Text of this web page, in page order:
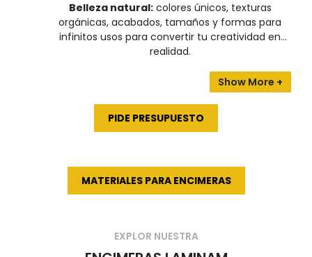
Belleza natural:colores únicos, texturas
orgánicas, acabados, tamaños y formas para
infinitos usos para convertir tu creatividad en
realidad.
PIDE PRESUPUESTO
MATERIALES PARA ENCIMERAS
EXPLOR NUESTRA